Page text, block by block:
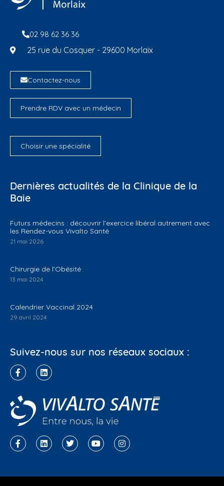
02 98 62 36 36
25 rue du Cosquer - 29600 Morlaix
Contactez-nous
Prendre RDV avec un médecin
Choisir une spécialité
Dernières actualités de la Clinique de la
Baie
Futurs médecins : découvrir l’exercice libéral autrement avec
les Rendez-vous Vivalto Santé
21 mai 2026
Chirurgie de l’Obésité
13 mai 2024
Calendrier Vaccinal 2024
29 avril 2024
Suivez-nous sur nos réseaux sociaux :